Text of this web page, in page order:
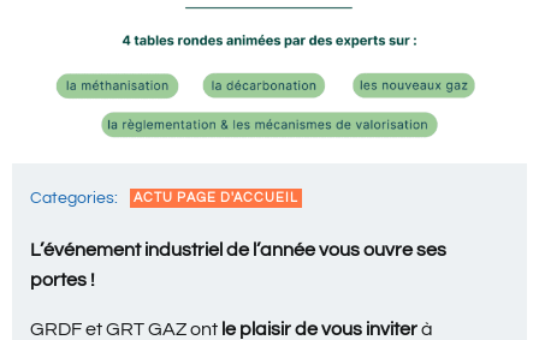
Categories: ACTU PAGE D'ACCUEIL
L’événement industriel de l’année vous ouvre ses
portes !
GRDF et GRT GAZ ont le plaisir de vous inviterà